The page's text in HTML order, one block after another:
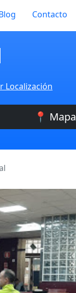
Contacto
Localización
📍 Mapa